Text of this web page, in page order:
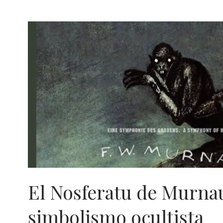
El Nosferatu de
simbolismo ocultista